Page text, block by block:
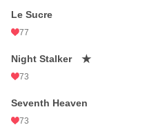
Le Sucre
77
Night Stalker ★
73
Seventh Heaven
73